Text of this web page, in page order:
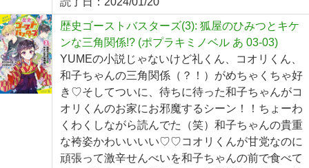
歴史ゴーストバスターズ(3): 狐屋のひみつとキケ
ンな三角関係!? (ポプラキミノベル あ 03-03)
YUMEの小説じゃないけど礼くん、コオリくん、
和子ちゃんの三角関係（？！）がめちゃくちゃ好
き♡そしてついに、待ちに待った和子ちゃんがコ
オリくんのお家にお邪魔するシーン！！ちょーわ
くわくしながら読んでた（笑）和子ちゃんの貴重
な袴姿かわいいいい♡♡コオリくんが甘党なのに
頑張って激辛せんべいを和子ちゃんの前で食べて